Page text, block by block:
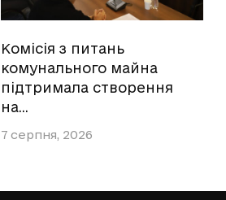
Комісія з питань
комунального майна
підтримала створення
на…
7 серпня, 2026